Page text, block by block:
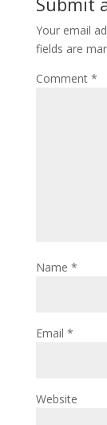
o
k
d
o
lr
e
Your email
fields are
Comment *
Name *
Email *
Website